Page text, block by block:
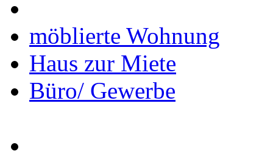
möblierte Wohnung
Haus zur Miete
Büro/ Gewerbe